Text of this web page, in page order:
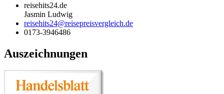
reisehits24.de
Jasmin Ludwig
reisehits24@reisepreisvergleich.de
0173-3946486
Auszeichnungen